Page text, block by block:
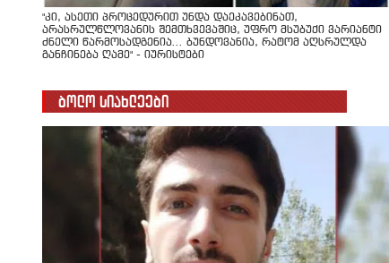
"კი, ასეთი პროცედურით უნდა დაეკავებინათ,
არასრულწლოვანის შემთხვევაშიც, უფრო მსუბუქი ვარიანტი
ძნელი წარმოსადგენია... ბუნდოვანია, რატომ აღსრულდა
განჩინება ღამე" - იურისტები
ბოლო სიახლეები